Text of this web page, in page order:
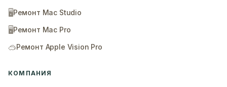
🖥️Ремонт Mac Studio
🖥️Ремонт Mac Pro
🥽Ремонт Apple Vision Pro
КОМПАНИЯ